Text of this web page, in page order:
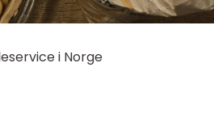
i Norge